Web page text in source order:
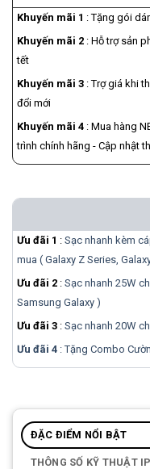
Khuyến mãi 1 : Tặng gói
Khuyến mãi 2 : Hỗ trợ sản
tết
Khuyến mãi 3 : Trợ giá khi
đổi mới
Khuyến mãi 4 : Mua hàng
trình chính hãng - Cập nhật
Ưu đãi 1 : Sạc nhanh kèm
mua ( Galaxy Z Series,
Ưu đãi 2 : Sạc nhanh 25W
Samsung Galaxy )
Ưu đãi 3 : Sạc nhanh 20W
Ưu đãi 4 : Tặng Combo
ĐẶC ĐIỂM NỔI BẬT
THÔNG SỐ KỸ THUẬT